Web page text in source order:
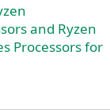
and Ryzen
Processors for